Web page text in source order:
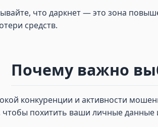
что даркнет — это зона
средств.
Почему важно
конкуренции и активности
похитить ваши личные данные